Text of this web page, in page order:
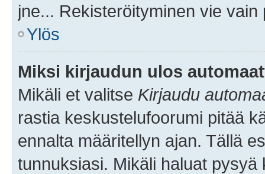
jne... Rekisteröityminen vie
Ylös
Miksi kirjaudun ulos
Mikäli et valitse Kirjaudu
rastia keskustelufoorumi pitää
ennalta määritellyn ajan. Tällä
tunnuksiasi. Mikäli haluat